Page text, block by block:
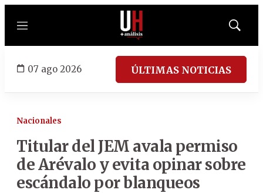
Menú
Mostrar
07 ago 2026 ÚLTIMAS NOTICIAS
Nacionales
Titular del JEM avala permiso
de Arévalo y evita opinar sobre
escándalo por blanqueos